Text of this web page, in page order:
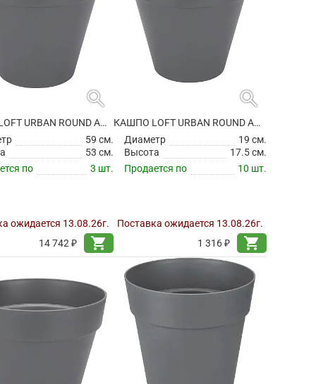
search
КАШПО LOFT URBAN ROUND ANTHRACITE НА КОЛЕСИКАХ
59 см.
53 см.
по
3 шт.
ожидается 13.08.26г.
14 742 ₽
shopping_cart
search
КАШПО LOFT URBAN ROUND ANTHRACITE
Диаметр
19 см.
Высота
17.5 см.
Продается по
10 шт.
Поставка ожидается 13.08.26г.
1 316 ₽
shopping_cart